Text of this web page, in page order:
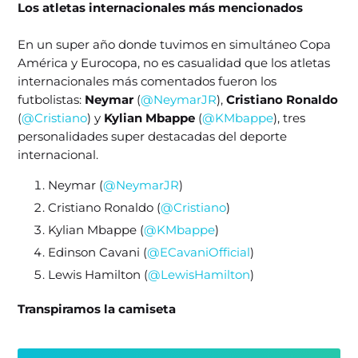
Los atletas internacionales más mencionados
En un super año donde tuvimos en simultáneo Copa
América y Eurocopa, no es casualidad que los atletas
internacionales más comentados fueron los
futbolistas: Neymar (@NeymarJR),Cristiano Ronaldo
(@Cristiano) y Kylian Mbappe (@KMbappe), tres
personalidades super destacadas del deporte
internacional.
Neymar (@NeymarJR)
Cristiano Ronaldo (@Cristiano)
Kylian Mbappe (@KMbappe)
Edinson Cavani (@ECavaniOfficial)
Lewis Hamilton (@LewisHamilton)
Transpiramos la camiseta